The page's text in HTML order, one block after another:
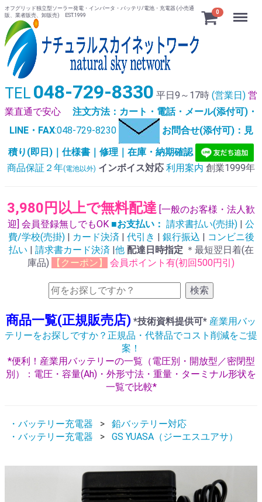
オフグリッド独立型ソーラー発電・インバータ・バッテリ/電池・充電器 (小売通
販、業者販売、卸販売) EST.1999
0 Menu
TEL 048-729-8330 平日9～17時 (営業日) 営
業直通で安心
注文方法：カート・電話・メール(添付可)・
LINE・FAX:048-729-8230
お問合せ(添付可)：見
積り(即日)｜仕様書｜修理｜在庫・納期確認
商品保証２年(電池以外) インボイス対応 利用案内 創業1999年
3,980円以上で無料配達 [一般のお客様・法人歓
迎] 会員登録無しでもOK ■お支払い： 請求書払い(売掛) | 公
費/学校(売掛) | カード決済 | 代引き | 銀行振込 | コンビニ後
払い | 請求書カード決済 |他 配達日時指定 ＊最短翌日着(在
庫品)
【クーポン】 会員ポイント有(初回500円引)
検索
商品一覧(正規販売店) *技術資料提供可* 産業用バッ
テリーをお探しですか？正規品・代替品でコスト削減をご提
案！
*便利！産業用バッテリーの一覧（電圧別・開放型／密閉型
別）：電圧・容量(Ah)・外形寸法・重量・ターミナル形状を
一覧で比較*
・バッテリー充電器
鉛バッテリー対応
・バッテリー充電器
GS YUASA（ジーエスユアサ）